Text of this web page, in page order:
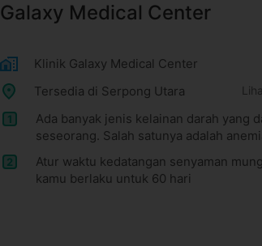
Galaxy Medical Center
Klinik Galaxy Medical Center
Tersedia di Serpong Utara
1
Ada banyak jenis kelainan darah yang
seseorang. Salah satunya adalah
2
Atur waktu kedatangan senyaman
kamu berlaku untuk 60 hari